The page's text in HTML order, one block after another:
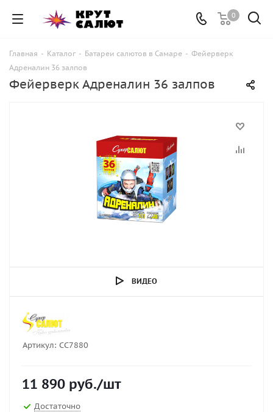
0
Главная - Каталог - Батареи салютов в Самаре - Фейерверк
Адреналин 36 залпов
Фейерверк Адреналин 36 залпов
ВИДЕО
Артикул: СС7880
11 890 руб./шт
Достаточно